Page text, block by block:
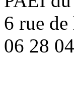
6 rue
06 28